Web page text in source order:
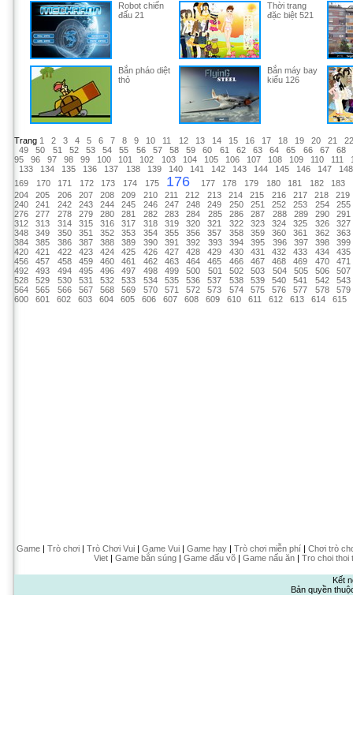
Robot chiến
đấu 21
Thời trang
đặc biệt 521
Bắn pháo diệt
thỏ
Bắn máy bay
kiểu 126
Trang 1 2 3 4 5 6 7 8 9 10 11 12 13 14 15 16 17 18 19 20 21
22
49
50 51 52 53 54 55 56 57 58 59 60 61 62 63 64 65 66 67
68
95
96 97 98 99 100 101 102 103 104 105 106 107 108 109 110 111
133
134 135 136 137 138 139 140 141 142 143 144 145 146 147
148
169
170 171 172 173 174 175 176 177 178 179 180 181 182 183
204
205 206 207 208 209 210 211 212 213 214 215 216 217 218
219
240
241 242 243 244 245 246 247 248 249 250 251 252 253 254
255
276
277 278 279 280 281 282 283 284 285 286 287 288 289 290
291
312
313 314 315 316 317 318 319 320 321 322 323 324 325 326
327
348
349 350 351 352 353 354 355 356 357 358 359 360 361 362
363
384
385 386 387 388 389 390 391 392 393 394 395 396 397 398
399
420
421 422 423 424 425 426 427 428 429 430 431 432 433 434
435
456
457 458 459 460 461 462 463 464 465 466 467 468 469 470
471
492
493 494 495 496 497 498 499 500 501 502 503 504 505 506
507
528
529 530 531 532 533 534 535 536 537 538 539 540 541 542
543
564
565 566 567 568 569 570 571 572 573 574 575 576 577 578
579
600
601 602 603 604 605 606 607 608 609 610 611 612 613 614 615
Game| Trò chơi| Trò Chơi Vui| Game Vui| Game hay| Trò chơi miễn phí| Chơi trò
Viet| Game bắn súng| Game đấu võ| Game nấu ăn| Tro choi thoi
Kết
Bản quyền